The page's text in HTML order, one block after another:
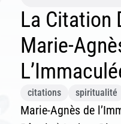
La Citation
Marie-
citations spiritualité
Marie-Agnès de